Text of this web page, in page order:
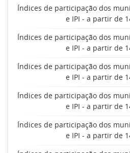
Índices de participação dos
e IPI - a partir de
Índices de participação dos
e IPI - a partir de
Índices de participação dos
e IPI - a partir de
Índices de participação dos
e IPI - a partir de
Índices de participação dos
e IPI - a partir de